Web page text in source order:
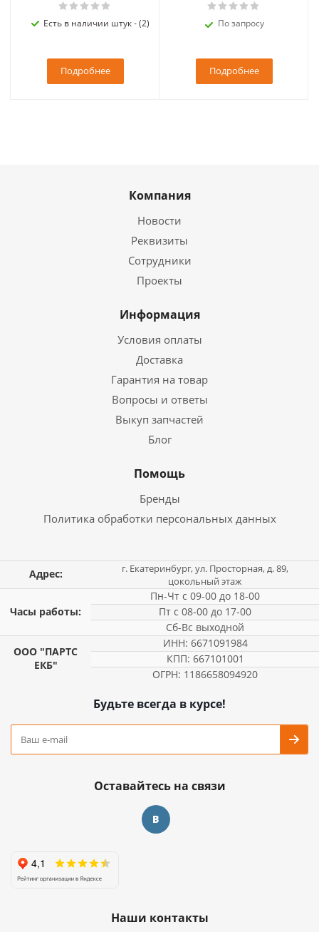
Есть в наличии штук - (2)
Подробнее
По запросу
Подробнее
Компания
Новости
Реквизиты
Сотрудники
Проекты
Информация
Условия оплаты
Доставка
Гарантия на товар
Вопросы и ответы
Выкуп запчастей
Блог
Помощь
Бренды
Политика обработки персональных данных
Адрес:
г. Екатеринбург, ул. Просторная, д. 89,
цокольный этаж
Часы работы:
Пн-Чт с 09-00 до 18-00
Пт с 08-00 до 17-00
Сб-Вс выходной
ООО "ПАРТС
ЕКБ"
ИНН: 6671091984
КПП: 667101001
ОГРН: 1186658094920
Будьте всегда в курсе!
Оставайтесь на связи
Наши контакты